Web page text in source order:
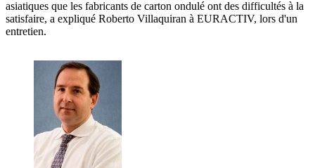
asiatiques que les fabricants de carton ondulé ont des difficultés à la
satisfaire, a expliqué Roberto Villaquiran à EURACTIV, lors d'un
entretien.